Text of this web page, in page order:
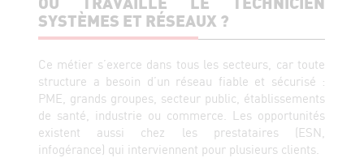
OÙ TRAVAILLE LE TECHNICIEN
SYSTÈMES ET RÉSEAUX ?
Ce métier s’exerce dans tous les secteurs, car toute
structure a besoin d’un réseau fiable et sécurisé :
PME, grands groupes, secteur public, établissements
de santé, industrie ou commerce. Les opportunités
existent aussi chez les prestataires (ESN,
infogérance) qui interviennent pour plusieurs clients.